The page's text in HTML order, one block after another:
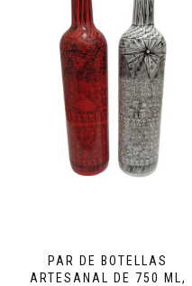
PAR DE BOTELLAS
ARTESANAL DE 750 ML,